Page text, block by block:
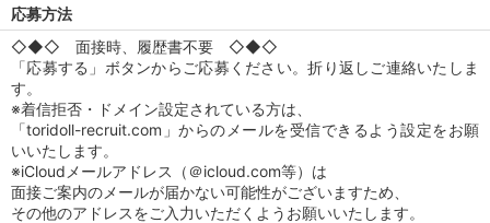
応募方法
◇◆◇ 面接時、履歴書不要 ◇◆◇
「応募する」ボタンからご応募ください。折り返しご連絡いたしま
す。
※着信拒否・ドメイン設定されている方は、
「toridoll-recruit.com」からのメールを受信できるよう設定をお願
いいたします。
※iCloudメールアドレス（＠icloud.com等）は
面接ご案内のメールが届かない可能性がございますため、
その他のアドレスをご入力いただくようお願いいたします。